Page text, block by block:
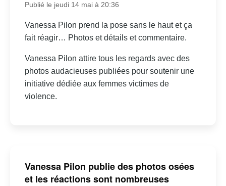
Publié le jeudi 14 mai à 20:36
Vanessa Pilon prend la pose sans le haut et ça
fait réagir… Photos et détails et commentaire.
Vanessa Pilon attire tous les regards avec des
photos audacieuses publiées pour soutenir une
initiative dédiée aux femmes victimes de
violence.
Vanessa Pilon publie des photos osées
et les réactions sont nombreuses